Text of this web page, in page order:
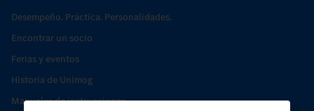
Desempeño. Práctica. Personalidades.
Encontrar un socio
Ferias y eventos
Historia de Unimog
Manuales de instrucciones